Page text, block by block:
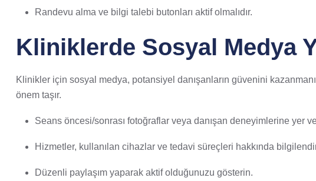
Randevu alma ve bilgi talebi butonları aktif olmalıdır.
Kliniklerde Sosyal Medya
Klinikler için sosyal medya, potansiyel danışanların güvenini
önem taşır.
Seans öncesi/sonrası fotoğraflar veya danışan deneyimlerine yer
Hizmetler, kullanılan cihazlar ve tedavi süreçleri hakkında
Düzenli paylaşım yaparak aktif olduğunuzu gösterin.